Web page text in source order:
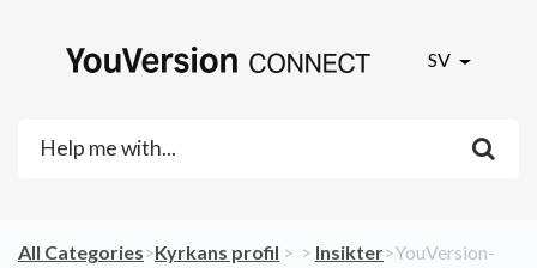
SV
All Categories​>​​Kyrkans profil ​ > ​ ​ > ​ ​Insikter​>​ YouVersion-